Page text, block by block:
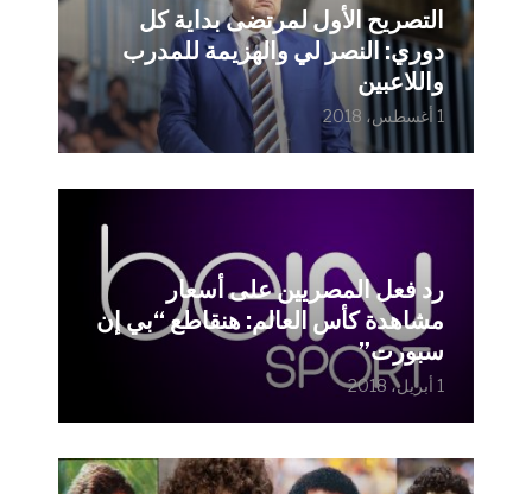
التصريح الأول لمرتضى بداية كل
دوري: النصر لي والهزيمة للمدرب
واللاعبين
1 أغسطس، 2018
رد فعل المصريين على أسعار
مشاهدة كأس العالم: هنقاطع “بي إن
سبورت”
1 أبريل، 2018